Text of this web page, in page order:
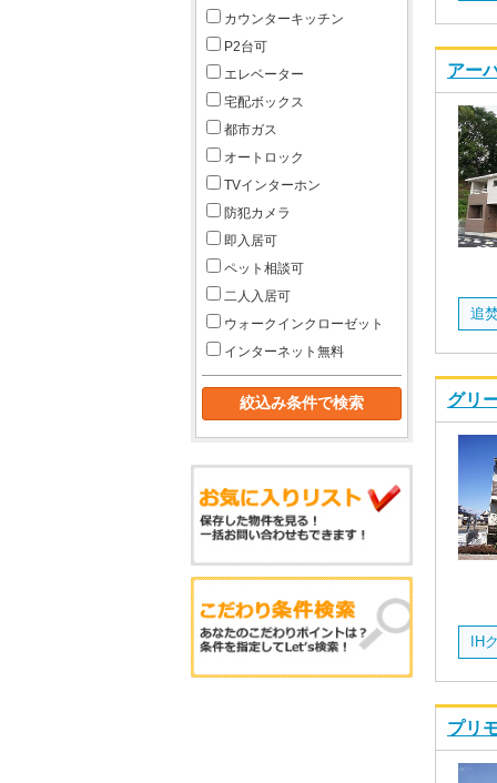
アー
追
グリ
プリ
カウンターキッチン
P2台可
エレベーター
宅配ボックス
都市ガス
オートロック
TVインターホン
防犯カメラ
即入居可
ペット相談可
二人入居可
ウォークインクローゼット
インターネット無料